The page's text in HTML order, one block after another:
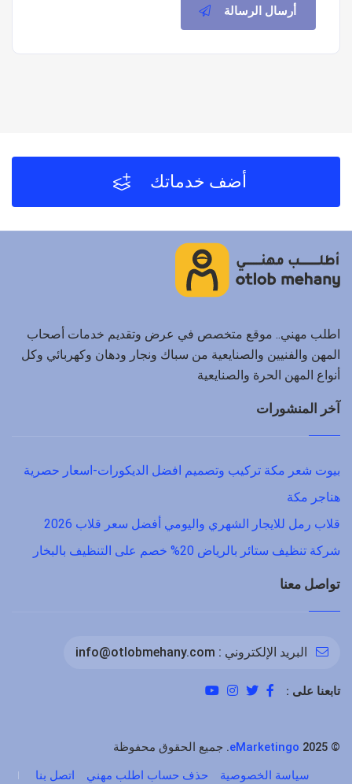
أرسال الرسالة
أضف خدماتك
اطلب مهني.. موقع متخصص في عرض وتقديم خدمات أصحاب
المهن والفنيين والصنايعية من سباك ونجار ودهان وكهربائي وكل
أنواع المهن الحرة والصنايعية
آخر المنشورات
بيوت شعر مكة تركيب وتصميم افضل الديكورات-اسعار حصرية
هناجر مكة
قلاب رمل للايجار الشهري واليومي أفضل سعر قلاب 2026
شركة تنظيف ستائر بالرياض 20% خصم على التنظيف بالبخار
تواصل معنا
البريد الإلكتروني : info@otlobmehany.com
تابعنا على :
©
eMarketingo 2025. جميع الحقوق محفوظة
سياسة الخصوصية
حذف حساب اطلب مهني اتصل بنا